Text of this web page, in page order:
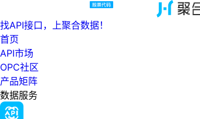
找API接口，上聚合数据！
首页
API市场
OPC社区
产品矩阵
数据服务